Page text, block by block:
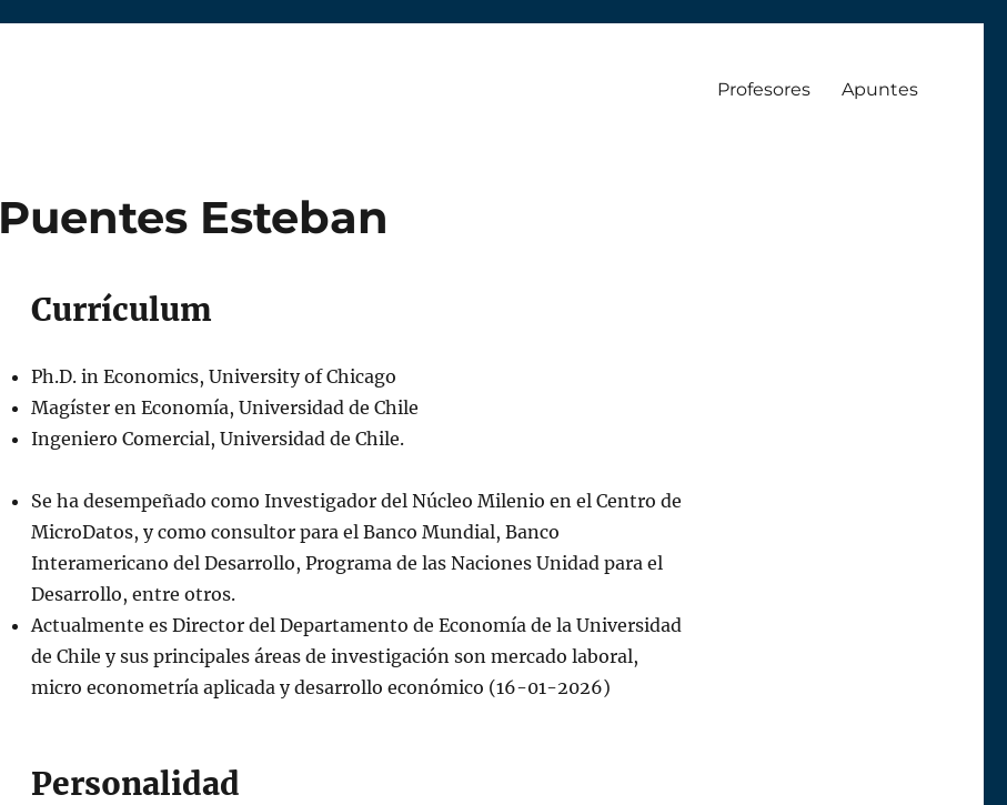
Profesores Apuntes
Puentes Esteban
Currículum
Ph.D. in Economics, University of Chicago
Magíster en Economía, Universidad de Chile
Ingeniero Comercial, Universidad de Chile.
Se ha desempeñado como Investigador del Núcleo Milenio en el Centro de
MicroDatos, y como consultor para el Banco Mundial, Banco
Interamericano del Desarrollo, Programa de las Naciones Unidad para el
Desarrollo, entre otros.
Actualmente es Director del Departamento de Economía de la Universidad
de Chile y sus principales áreas de investigación son mercado laboral,
micro econometría aplicada y desarrollo económico (16-01-2026)
Personalidad